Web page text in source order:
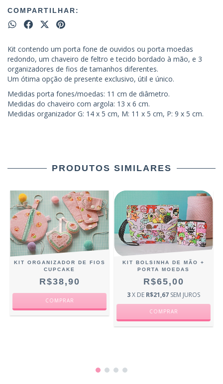
COMPARTILHAR:
Kit contendo um porta fone de ouvidos ou porta moedas
redondo, um chaveiro de feltro e tecido bordado à mão, e 3
organizadores de fios de tamanhos diferentes.
Um ótima opção de presente exclusivo, útil e único.
Medidas porta fones/moedas: 11 cm de diâmetro.
Medidas do chaveiro com argola: 13 x 6 cm.
Medidas organizador G: 14 x 5 cm, M: 11 x 5 cm, P: 9 x 5 cm.
PRODUTOS SIMILARES
KIT ORGANIZADOR DE FIOS
CUPCAKE
R$38,90
KIT BOLSINHA DE MÃO +
PORTA MOEDAS
R$65,00
3X DE R$21,67 SEM JUROS